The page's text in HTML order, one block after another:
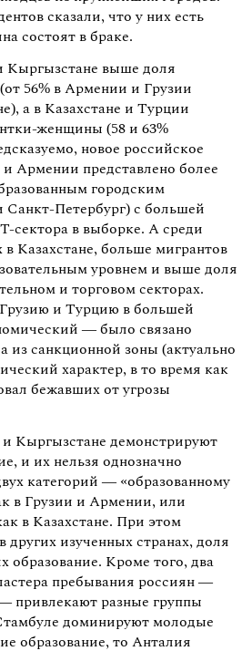
сказали, что у них есть
состоят в браке.
выше доля
56% в Армении и Грузии
а в Казахстане и Турции
женщины (58 и 63%
новое российское
Армении представлено более
городским
Петербург) с большей
сектора в выборке. А среди
Казахстане, больше мигрантов
уровнем и выше доля
и торговом секторах.
и Турцию в большей
— было связано
из санкционной зоны (актуально
характер, в то время как
бежавших от угрозы
Кыргызстане демонстрируют
и их нельзя однозначно
категорий — «образованному
в Грузии и Армении, или
в Казахстане. При этом
изученных странах, доля
образование. Кроме того, два
пребывания россиян —
привлекают разные группы
доминируют молодые
образование, то Анталия